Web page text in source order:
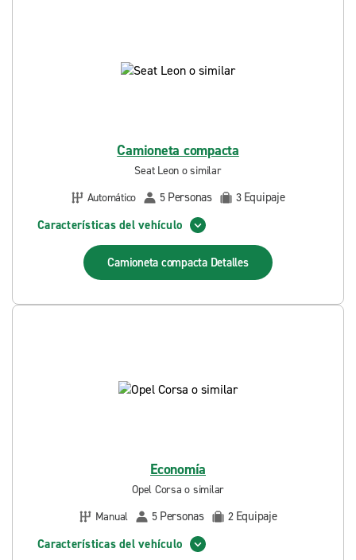
Camioneta compacta
Seat Leon o similar
Automático
5 Personas 3 Equipaje
Características del vehículo
Camioneta compacta Detalles
Economía
Opel Corsa o similar
Manual
5 Personas 2 Equipaje
Características del vehículo